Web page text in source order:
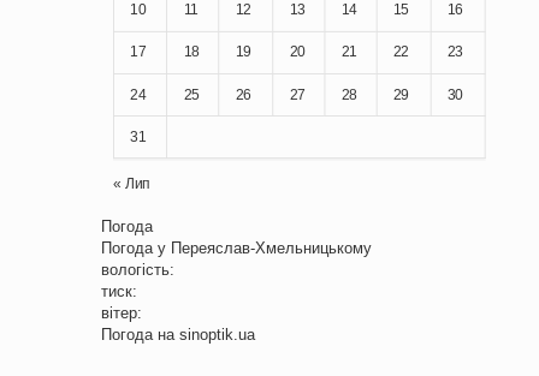
10 11 12 13 14 15 16
17 18 19 20 21 22 23
24 25 26 27 28 29 30
31
« Лип
Погода
Погода у Переяслав-Хмельницькому
вологість:
тиск:
вітер:
Погода на sinoptik.ua